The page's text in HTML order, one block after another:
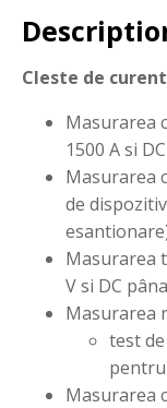
Cleste de curent
Masurarea
1500 A si
Masurarea
de
Masurarea
V si DC
Masurarea
test
Masurarea